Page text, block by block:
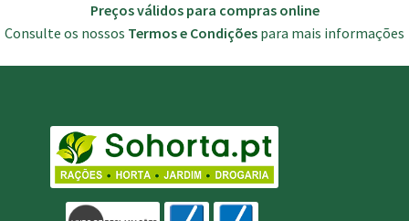
Preços válidos para compras online
Consulte os nossos Termos e Condições para mais informações